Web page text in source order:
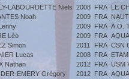
LABOURDETTE Niels 2008 FRA LE
Noah 2009 FRA
2009 FRA A.O.
Léo 2009 FRA
Simon 2011 FRA CSN
Lucas 2008 FRA
Nathan 2012 FRA USM
EMERY Grégory 2012 FRA